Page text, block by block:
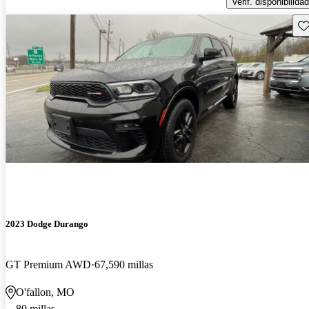
2023 Dodge Durango
GT Premium AWD 67,590 millas
O'fallon, MO